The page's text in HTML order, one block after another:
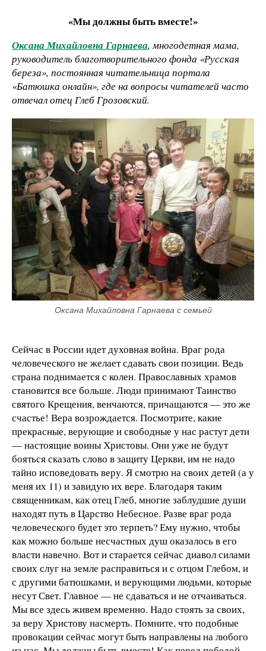
«Мы должны быть вместе!»
Оксана Михайловна Гарнаева, многодетная мама,
руководитель благотворительного фонда «Русская
береза», постоянная читательница портала
«Батюшка онлайн», где на вопросы читателей часто
отвечал отец Глеб Грозовский.
Оксана Михайловна Гарнаева с семьей
Сейчас в России идет духовная война. Враг рода
человеческого не желает сдавать свои позиции. Ведь
страна поднимается с колен. Православных храмов
становится все больше. Люди принимают Таинство
святого Крещения, венчаются, причащаются — это же
счастье! Вера возрождается. Посмотрите, какие
прекрасные, верующие и свободные у нас растут дети
— настоящие воины Христовы. Они уже не будут
бояться сказать слово в защиту Церкви, им не надо
тайно исповедовать веру. Я смотрю на своих детей (а у
меня их 11) и завидую их вере. Благодаря таким
священникам, как отец Глеб, многие заблудшие души
находят путь в Царство Небесное. Разве враг рода
человеческого будет это терпеть? Ему нужно, чтобы
как можно больше несчастных душ оказалось в его
власти навечно. Вот и старается сейчас диавол силами
своих слуг на земле расправиться и с отцом Глебом, и
с другими батюшками, и верующими людьми, которые
несут Свет. Главное — не сдаваться и не отчаиваться.
Мы все здесь живем временно. Надо стоять за своих,
за веру Христову насмерть. Помните, что подобные
провокации сейчас могут быть направлены на любого